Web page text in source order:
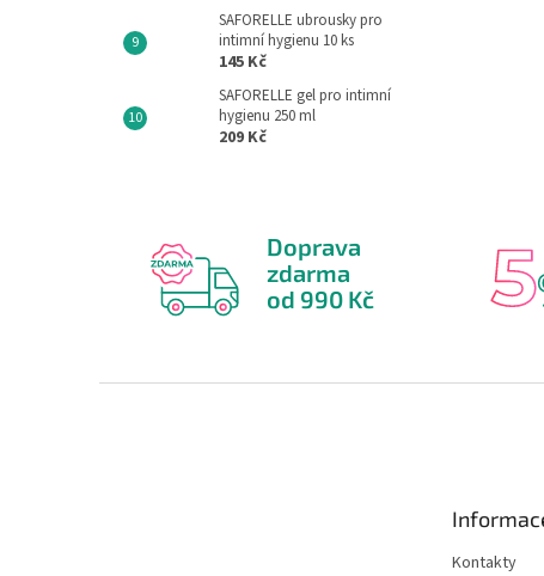
SAFORELLE ubrousky pro
intimní hygienu 10 ks
145 Kč
SAFORELLE gel pro intimní
hygienu 250 ml
209 Kč
Doprava
zdarma
od 990 Kč
Kontakty